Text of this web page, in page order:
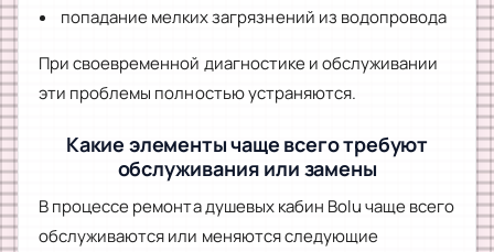
попадание мелких загрязнений из водопровода
При своевременной диагностике и обслуживании
эти проблемы полностью устраняются.
Какие элементы чаще всего требуют
обслуживания или замены
В процессе ремонта душевых кабин Bolu чаще всего
обслуживаются или меняются следующие